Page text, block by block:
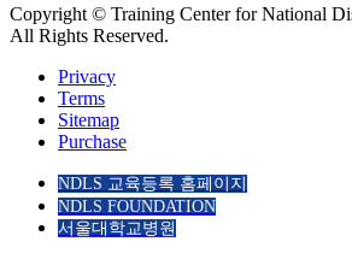
Copyright © Training Center for National
All Rights Reserved.
Privacy
Terms
Sitemap
Purchase
NDLS 교육등록 홈페이지
NDLS FOUNDATION
서울대학교병원